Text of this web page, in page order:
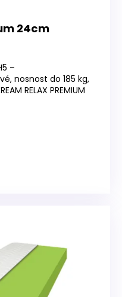
24cm
–
nosnost do 185 kg,
RELAX PREMIUM